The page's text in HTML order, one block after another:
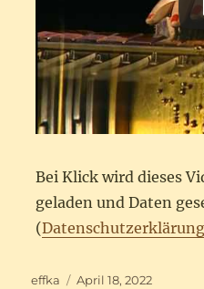
Bei Klick wird dieses
geladen und Daten
(Datenschutzerklärung
Autor
effka
Veröffentlicht
April 18, 2022